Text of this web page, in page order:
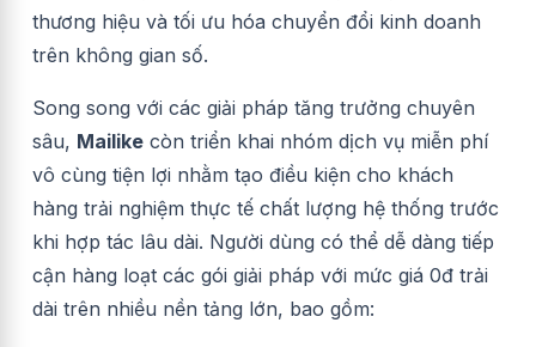
thương hiệu và tối ưu hóa chuyển đổi kinh doanh
trên không gian số.
Song song với các giải pháp tăng trưởng chuyên
sâu, Mailike còn triển khai nhóm dịch vụ miễn phí
vô cùng tiện lợi nhằm tạo điều kiện cho khách
hàng trải nghiệm thực tế chất lượng hệ thống trước
khi hợp tác lâu dài. Người dùng có thể dễ dàng tiếp
cận hàng loạt các gói giải pháp với mức giá 0đ trải
dài trên nhiều nền tảng lớn, bao gồm: